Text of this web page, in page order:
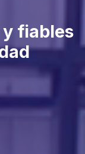
fiables